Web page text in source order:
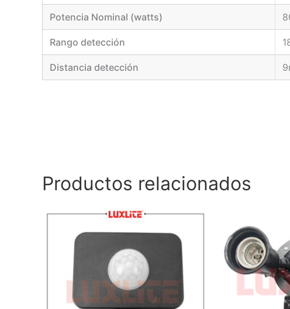
Potencia Nominal (watts)
Rango detección
Distancia detección
Productos relacionados